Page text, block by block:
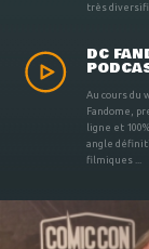
très
DC
Au cours du
Fandome,
ligne et
angle
filmiques ...